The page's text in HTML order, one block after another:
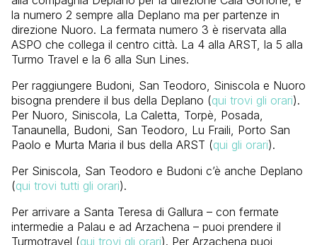
la numero 2 sempre alla Deplano ma per partenze in
direzione Nuoro. La fermata numero 3 è riservata alla
ASPO che collega il centro città. La 4 alla ARST, la 5 alla
Turmo Travel e la 6 alla Sun Lines.
Per raggiungere Budoni, San Teodoro, Siniscola e Nuoro
bisogna prendere il bus della Deplano (qui trovi gli orari).
Per Nuoro, Siniscola, La Caletta, Torpè, Posada,
Tanaunella, Budoni, San Teodoro, Lu Fraili, Porto San
Paolo e Murta Maria il bus della ARST (qui gli orari).
Per Siniscola, San Teodoro e Budoni c’è anche Deplano
(qui trovi tutti gli orari).
Per arrivare a Santa Teresa di Gallura – con fermate
intermedie a Palau e ad Arzachena – puoi prendere il
Turmotravel (qui trovi gli orari). Per Arzachena puoi